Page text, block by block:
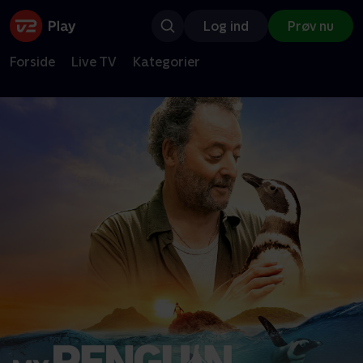
Log ind Prøv nu
Forside Live TV Kategorier